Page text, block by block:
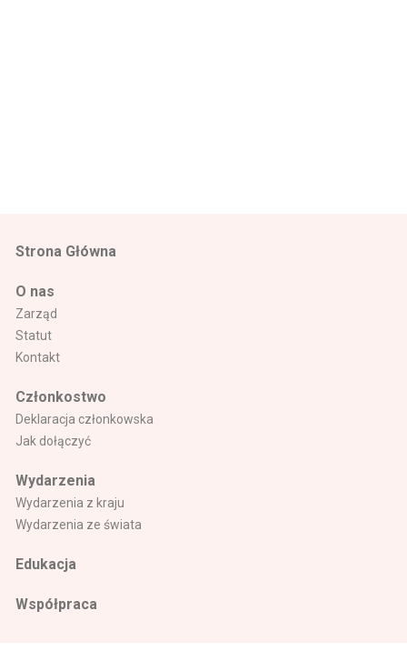
Strona Główna
O nas
Zarząd
Statut
Kontakt
Członkostwo
Deklaracja członkowska
Jak dołączyć
Wydarzenia
Wydarzenia z kraju
Wydarzenia ze świata
Edukacja
Współpraca